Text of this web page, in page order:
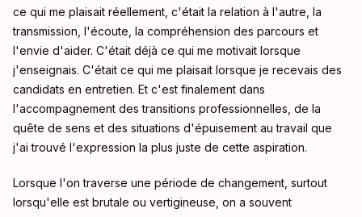
ce qui me plaisait réellement, c'était la relation à l'autre, la
transmission, l'écoute, la compréhension des parcours et
l'envie d'aider. C'était déjà ce qui me motivait lorsque
j'enseignais. C'était ce qui me plaisait lorsque je recevais des
candidats en entretien. Et c'est finalement dans
l'accompagnement des transitions professionnelles, de la
quête de sens et des situations d'épuisement au travail que
j'ai trouvé l'expression la plus juste de cette aspiration.
Lorsque l'on traverse une période de changement, surtout
lorsqu'elle est brutale ou vertigineuse, on a souvent